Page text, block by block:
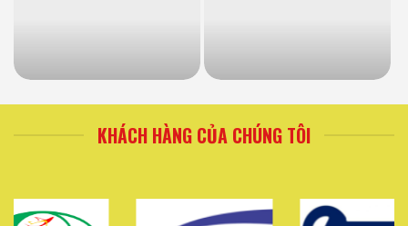
KHÁCH HÀNG CỦA CHÚNG TÔI